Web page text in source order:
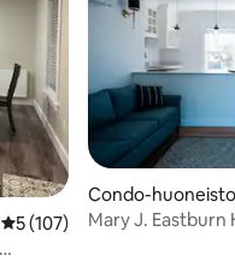
Keskimääräinen arvio 5/5,
5 (107)
Condo-
Portland
Mary J.